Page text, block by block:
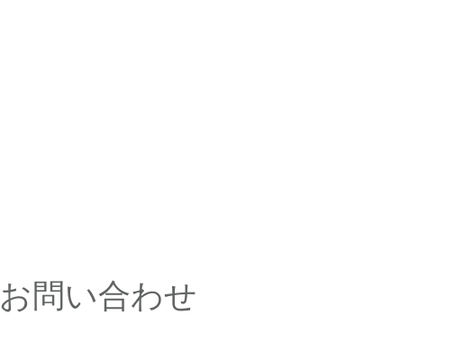
お問い合わせ